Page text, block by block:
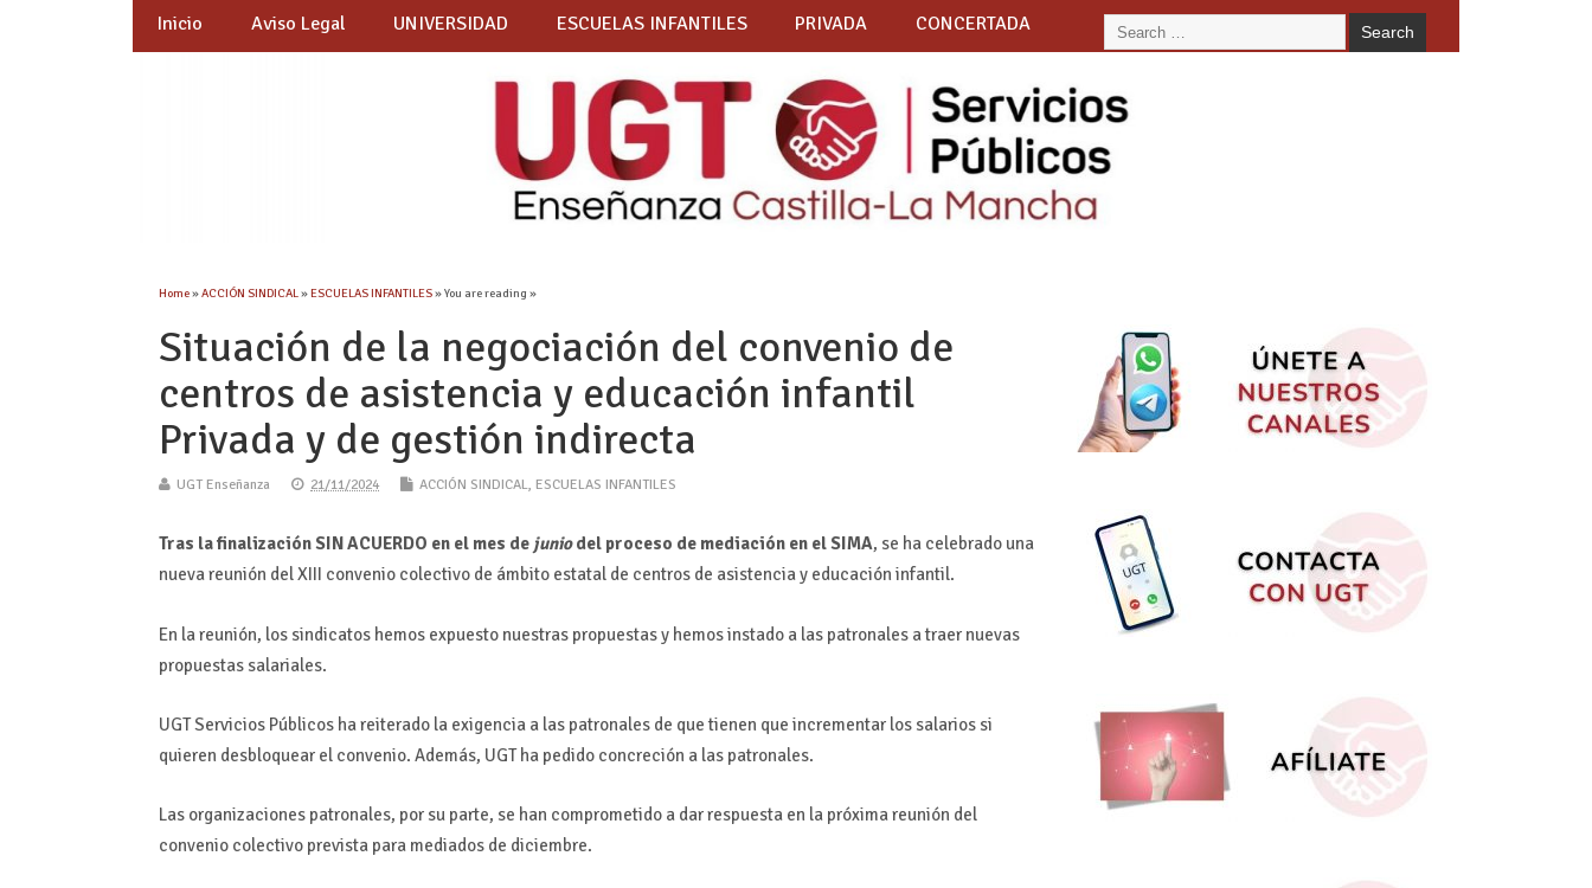
Inicio Aviso Legal UNIVERSIDAD ESCUELAS INFANTILES PRIVADA CONCERTADA
Home»ACCIÓN SINDICAL»ESCUELAS INFANTILES» You are reading »
Situación de la negociación del convenio de
centros de asistencia y educación infantil
Privada y de gestión indirecta
UGT Enseñanza 21/11/2024 ACCIÓN SINDICAL, ESCUELAS INFANTILES
Tras la finalización SIN ACUERDO en el mes de juniodel proceso de mediación en el SIMA, se ha celebrado una
nueva reunión del XIII convenio colectivo de ámbito estatal de centros de asistencia y educación infantil.
En la reunión, los sindicatos hemos expuesto nuestras propuestas y hemos instado a las patronales a traer nuevas
propuestas salariales.
UGT Servicios Públicos ha reiterado la exigencia a las patronales de que tienen que incrementar los salarios si
quieren desbloquear el convenio. Además, UGT ha pedido concreción a las patronales.
Las organizaciones patronales, por su parte, se han comprometido a dar respuesta en la próxima reunión del
convenio colectivo prevista para mediados de diciembre.